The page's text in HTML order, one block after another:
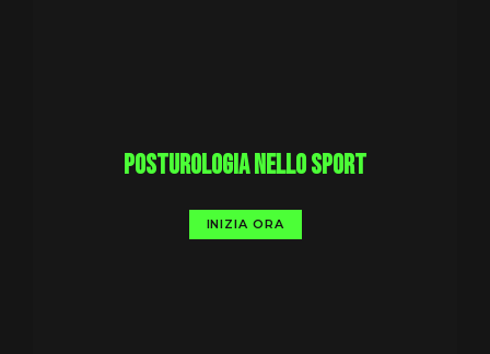
Posturologia nello sport
INIZIA ORA